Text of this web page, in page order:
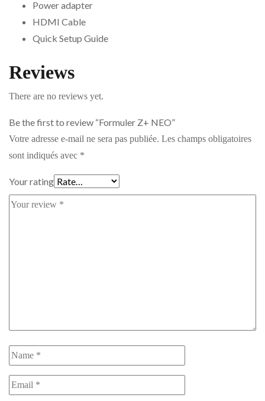
Power adapter
HDMI Cable
Quick Setup Guide
Reviews
There are no reviews yet.
Be the first to review “Formuler Z+ NEO”
Votre adresse e-mail ne sera pas publiée. Les champs obligatoires
sont indiqués avec *
Your rating